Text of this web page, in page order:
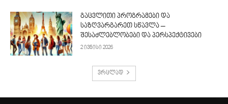
გაცვლითი პროგრამები და
საზღვარგარეთ სწავლა –
შესაძლებლობები და პერსპექტივები
2 ივნისი 2026
ვრცლად